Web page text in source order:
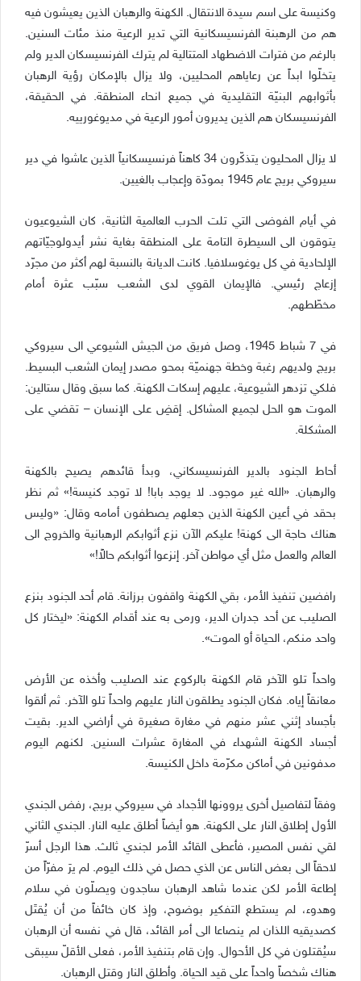
وكنيسة على اسم سيدة الانتقال. الكهنة والرهبان الذين يعيشون فيه
هم من الرهبنة الفرنسيسكانية التي تدير الرعية منذ مئات السنين.
بالرغم من فترات الاضطهاد المتتالية لم يترك الفرنسيسكان الدير ولم
يتخلّوا ابداً عن رعاياهم المحليين، ولا يزال بالإمكان رؤية الرهبان
بأثوابهم البنيّة التقليدية في جميع انحاء المنطقة. في الحقيقة،
الفرنسيسكان هم الذين يديرون أمور الرعية في مديوغورييه.
لا يزال المحليون يتذكّرون 34 كاهناً فرنسيسكانياً الذين عاشوا في دير
سيروكي بريج عام 1945 بمودّة وإعجاب بالغيين.
في أيام الفوضى التي تلت الحرب العالمية الثانية، كان الشيوعيون
يتوقون الى السيطرة التامة على المنطقة بغاية نشر أيدولوجيّاتهم
الإلحادية في كل يوغوسلافيا. كانت الديانة بالنسبة لهم أكثر من مجرّد
إزعاج رئيسي. فالإيمان القوي لدى الشعب سبّب عثرة أمام
مخطّطهم.
في 7 شباط 1945، وصل فريق من الجيش الشيوعي الى سيروكي
بريج ولديهم رغبة وخطة جهنميّة بمحو مصدر إيمان الشعب البسيط.
فلكي تزدهر الشيوعية، عليهم إسكات الكهنة. كما سبق وقال ستالين:
الموت هو الحل لجميع المشاكل. إقضِ على الإنسان – تقضي على
المشكلة.
أحاط الجنود بالدير الفرنسيسكاني، وبدأ قائدهم يصيح بالكهنة
والرهبان. «الله غير موجود. لا يوجد بابا! لا توجد كنيسة!» ثم نظر
بحقد في أعين الكهنة الذين جعلهم يصطفون أمامه وقال: «وليس
هناك حاجة الى كهنة! عليكم الآن نزع أثوابكم الرهبانية والخروج الى
العالم والعمل مثل أي مواطن آخر. إنزعوا أثوابكم حالاً!»
رافضين تنفيذ الأمر، بقي الكهنة واقفون برزانة. قام أحد الجنود بنزع
الصليب عن أحد جدران الدير، ورمى به عند أقدام الكهنة: «ليختار كل
واحد منكم، الحياة أو الموت».
واحداً تلو الآخر قام الكهنة بالركوع عند الصليب وأخذه عن الأرض
معانقاً إياه. فكان الجنود يطلقون النار عليهم واحداً تلو الآخر. ثم ألقوا
بأجساد إثني عشر منهم في مغارة صغيرة في أراضي الدير. بقيت
أجساد الكهنة الشهداء في المغارة عشرات السنين. لكنهم اليوم
مدفونين في أماكن مكرّمة داخل الكنيسة.
وفقاً لتفاصيل أخرى يروونها الأجداد في سيروكي بريج، رفض الجندي
الأول إطلاق النار على الكهنة. هو أيضاً أطلق عليه النار. الجندي الثاني
لقي نفس المصير، فأعطى القائد الأمر لجندي ثالث. هذا الرجل أسرّ
لاحقاً الى بعض الناس عن الذي حصل في ذلك اليوم. لم يرَ مفرّاً من
إطاعة الأمر لكن عندما شاهد الرهبان ساجدون ويصلّون في سلام
وهدوء، لم يستطع التفكير بوضوح، وإذ كان خائفاً من أن يُقتَل
كصديقيه اللذان لم ينصاعا الى أمر القائد، قال في نفسه أن الرهبان
سيُقتلون في كل الأحوال. وإن قام بتنفيذ الأمر، فعلى الأقلّ سيبقى
هناك شخصاً واحداً على قيد الحياة. وأطلق النار وقتل الرهبان.